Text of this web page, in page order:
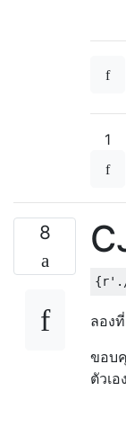
1
8
ลองที่
ขอบ
ตัวเ